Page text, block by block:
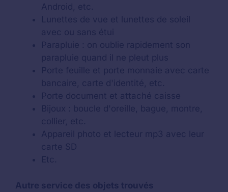
Android, etc.
Lunettes de vue et lunettes de soleil
avec ou sans étui
Parapluie : on oublie rapidement son
parapluie quand il ne pleut plus
Porte feuille et porte monnaie avec carte
bancaire, carte d'identité, etc.
Porte document et attaché caisse
Bijoux : boucle d'oreille, bague, montre,
collier, etc.
Appareil photo et lecteur mp3 avec leur
carte SD
Etc.
Autre service des objets trouvés